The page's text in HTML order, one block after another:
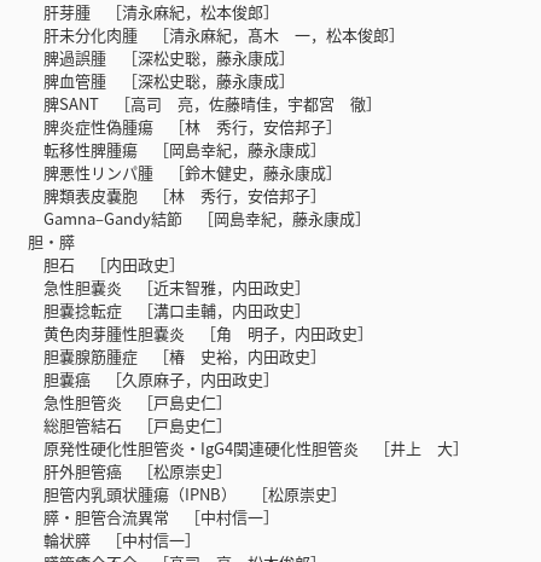
肝芽腫 ［清永麻紀，松本俊郎］
肝未分化肉腫 ［清永麻紀，髙木 一，松本俊郎］
脾過誤腫 ［深松史聡，藤永康成］
脾血管腫 ［深松史聡，藤永康成］
脾SANT ［高司 亮，佐藤晴佳，宇都宮 徹］
脾炎症性偽腫瘍 ［林 秀行，安倍邦子］
転移性脾腫瘍 ［岡島幸紀，藤永康成］
脾悪性リンパ腫 ［鈴木健史，藤永康成］
脾類表皮嚢胞 ［林 秀行，安倍邦子］
Gamna‒Gandy結節 ［岡島幸紀，藤永康成］
胆・膵
胆石 ［内田政史］
急性胆嚢炎 ［近末智雅，内田政史］
胆嚢捻転症 ［溝口圭輔，内田政史］
黄色肉芽腫性胆嚢炎 ［⻆ 明子，内田政史］
胆嚢腺筋腫症 ［椿 史裕，内田政史］
胆嚢癌 ［久原麻子，内田政史］
急性胆管炎 ［戸島史仁］
総胆管結石 ［戸島史仁］
原発性硬化性胆管炎・IgG4関連硬化性胆管炎 ［井上 大］
肝外胆管癌 ［松原崇史］
胆管内乳頭状腫瘍（IPNB） ［松原崇史］
膵・胆管合流異常 ［中村信一］
輪状膵 ［中村信一］